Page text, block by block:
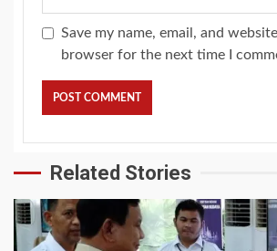
Save my name, email, and
browser for the next time I
Related Stories